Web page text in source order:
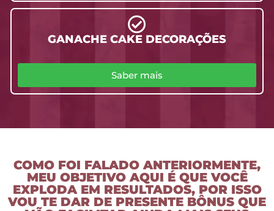
GANACHE CAKE DECORAÇÕES
Saber mais
COMO FOI FALADO ANTERIORMENTE,
MEU OBJETIVO AQUI É QUE VOCÊ
EXPLODA EM RESULTADOS, POR ISSO
VOU TE DAR DE PRESENTE BÔNUS QUE